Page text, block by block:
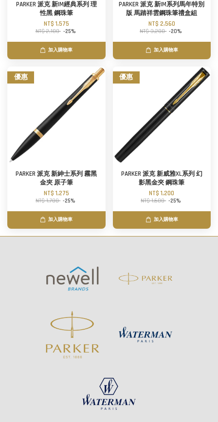
PARKER 派克 新IM經典系列 理
性黑 鋼珠筆
NT$ 1,575
NT$ 2,100 -25%
加入購物車
PARKER 派克 新IM系列馬年特別
版 馬踏祥雲鋼珠筆禮盒組
NT$ 2,560
NT$ 3,200 -20%
加入購物車
優惠
PARKER 派克 新紳士系列 霧黑
金夾 原子筆
NT$ 1,275
NT$ 1,700 -25%
加入購物車
優惠
PARKER 派克 新威雅XL系列 幻
影黑金夾 鋼珠筆
NT$ 1,200
NT$ 1,600 -25%
加入購物車